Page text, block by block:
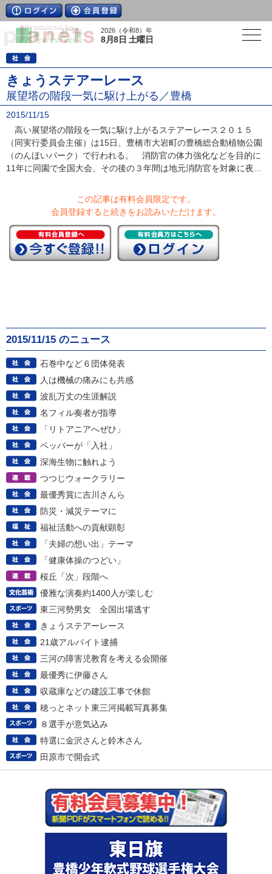
2026（令和8）年
8月8日 土曜日
きょうステアーレース
展望塔の階段一気に駆け上がる／豊橋
2015/11/15
高い展望塔の階段を一気に駆け上がるステアーレース２０１５
（同実行委員会主催）は15日、豊橋市大岩町の豊橋総合動植物公園
（のんほいパーク）で行われる。 消防官の体力強化などを目的に
11年に同園で全国大会、その後の３年間は地元消防官を対象に夜...
この記事は有料会員限定です。
会員登録すると続きをお読みいただけます。
2015/11/15 のニュース
石巻中など６団体発表
人は機械の痛みにも共感
波乱万丈の生涯解説
名フィル奏者が指導
「リトアニアへぜひ」
ペッパーが「入社」
深海生物に触れよう
つつじウォークラリー
最優秀賞に吉川さんら
防災・減災テーマに
福祉活動への貢献顕彰
「夫婦の想い出」テーマ
「健康体操のつどい」
桜丘「次」段階へ
優雅な演奏約1400人が楽しむ
東三河勢男女 全国出場逃す
きょうステアーレース
21歳アルバイト逮捕
三河の障害児教育を考える会開催
最優秀に伊藤さん
収蔵庫などの建設工事で休館
穂っとネット東三河掲載写真募集
８選手が意気込み
特選に金沢さんと鈴木さん
田原市で開会式